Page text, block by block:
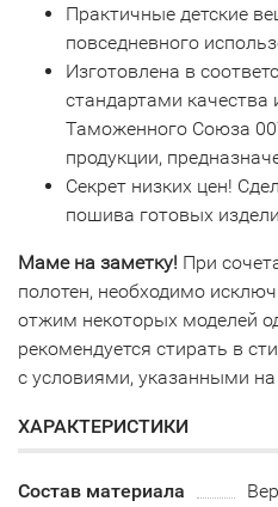
Практичные детские
повседневного
Изготовлена в
стандартами качества
Таможенного Союза
продукции,
Секрет низких цен!
пошива готовых
Маме на заметку! При
полотен, необходимо
отжим некоторых моделей
рекомендуется стирать в
с условиями, указанными
ХАРАКТЕРИСТИКИ
Состав материала